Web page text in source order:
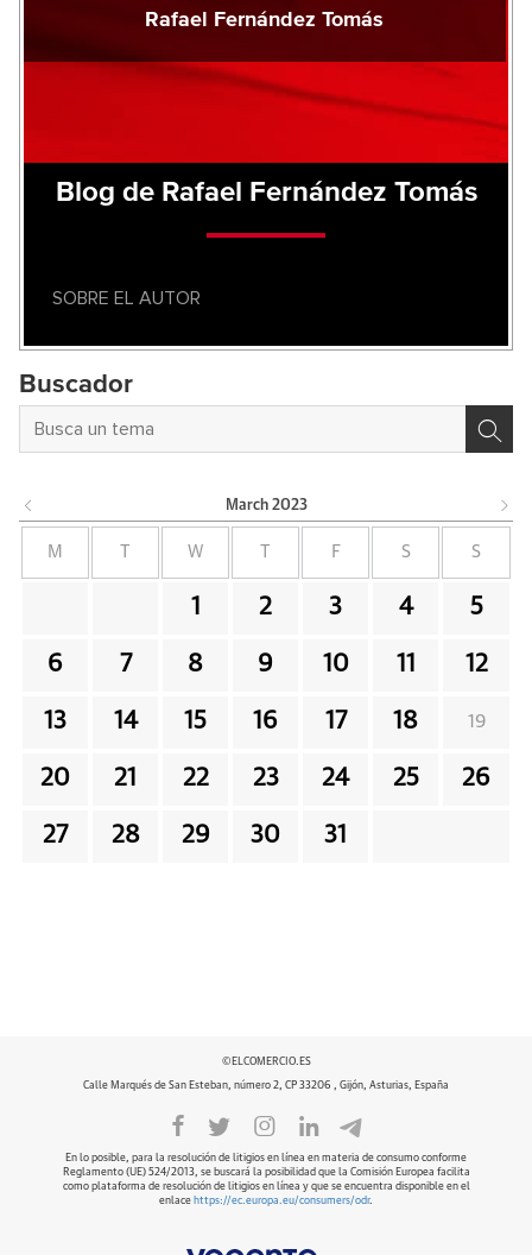
Rafael Fernández Tomás
Blog de Rafael Fernández Tomás
SOBRE EL AUTOR
Buscador
March 2023
M W F S S
1 2 3 4 5
6 7 8 9 10 11 12
13 14 15 16 17 18 19
20 21 22 23 24 25 26
27 28 29 30 31
©ELCOMERCIO.ES
Calle Marqués de San Esteban, número 2, CP 33206 , Gijón, Asturias, España
En lo posible, para la resolución de litigios en línea en materia de consumo conforme
Reglamento (UE) 524/2013, se buscará la posibilidad que la Comisión Europea facilita
como plataforma de resolución de litigios en línea y que se encuentra disponible en el
enlace https://ec.europa.eu/consumers/odr.